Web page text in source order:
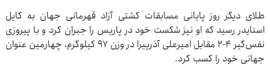
طلای دیگر روز پایانی مسابقات کشتی آزاد قهرمانی جهان به کایل
اسنایدر رسید که او نیز شکست خود در پاریس را جبران کرد و با پیروزی
نفس‌گیر ۴-۲ مقابل امیرعلی آذرپیرا در وزن ۹۷ کیلوگرم، چهارمین عنوان
جهانی خود را کسب کرد.